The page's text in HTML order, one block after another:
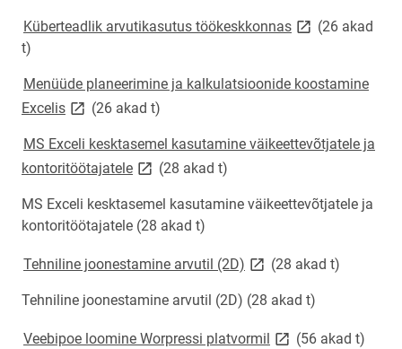
Küberteadlik arvutikasutus töökeskkonnaslink opens on
(26 akad
t)
Menüüde planeerimine ja kalkulatsioonide koostamine
Excelislink opens on new page
(26 akad t)
MS Exceli kesktasemel kasutamine väikeettevõtjatele ja
kontoritöötajatelelink opens on new page
(28 akad t)
MS Exceli kesktasemel kasutamine väikeettevõtjatele ja
kontoritöötajatele (28 akad t)
Tehniline joonestamine arvutil (2D) link opens on new page
(28 akad t)
Tehniline joonestamine arvutil (2D) (28 akad t)
Veebipoe loomine Worpressi platvormil link opens on new
(56 akad t)